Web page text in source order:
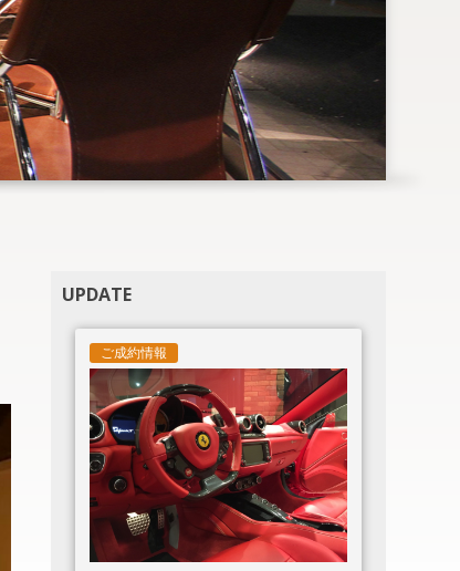
UPDATE
ご成約情報